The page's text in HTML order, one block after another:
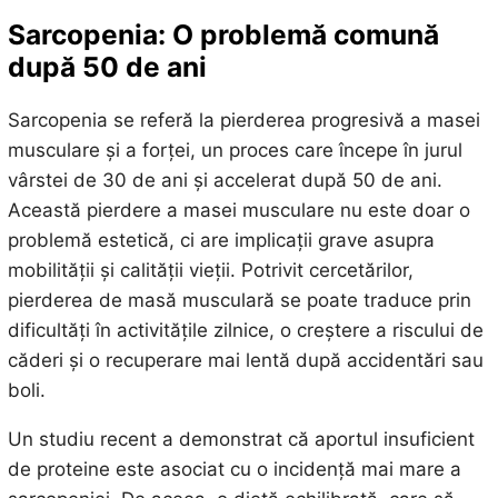
Sarcopenia: O problemă comună
după 50 de ani
Sarcopenia se referă la pierderea progresivă a masei
musculare și a forței, un proces care începe în jurul
vârstei de 30 de ani și accelerat după 50 de ani.
Această pierdere a masei musculare nu este doar o
problemă estetică, ci are implicații grave asupra
mobilității și calității vieții. Potrivit cercetărilor,
pierderea de masă musculară se poate traduce prin
dificultăți în activitățile zilnice, o creștere a riscului de
căderi și o recuperare mai lentă după accidentări sau
boli.
Un studiu recent a demonstrat că aportul insuficient
de proteine este asociat cu o incidență mai mare a